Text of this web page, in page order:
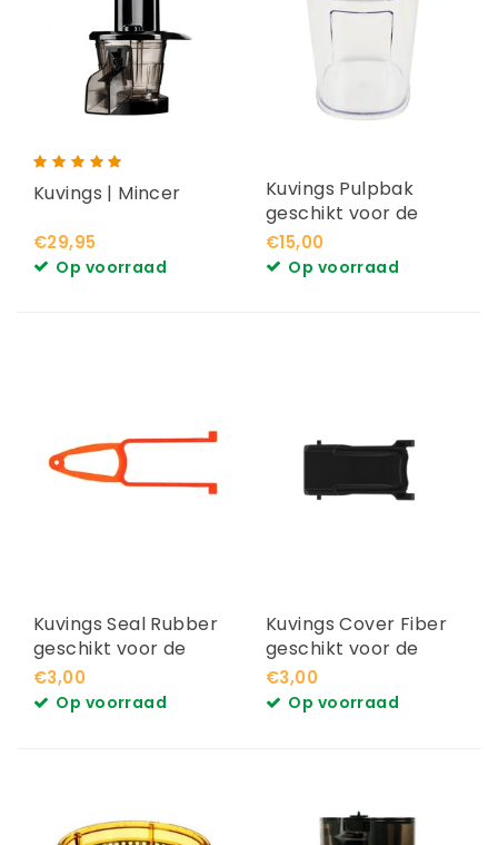
Kuvings | Mincer
€29,95
Op voorraad
Kuvings Pulpbak
geschikt voor de
Revo830
€15,00
Op voorraad
Kuvings Seal Rubber
geschikt voor de
Auto10S
€3,00
Op voorraad
Kuvings Cover Fiber
geschikt voor de
Auto10S
€3,00
Op voorraad